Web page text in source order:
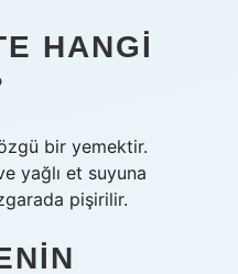
HANGI
bir yemektir.
yağlı et suyuna
pişirilir.